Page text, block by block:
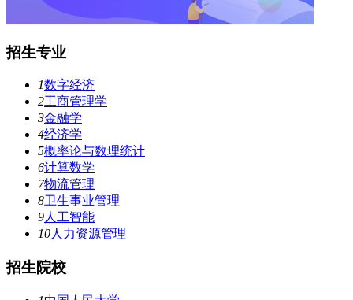
招生专业
1数字经济
2工商管理学
3金融学
4经济学
5概率论与数理统计
6计算数学
7物流管理
8卫生事业管理
9人工智能
10人力资源管理
招生院校